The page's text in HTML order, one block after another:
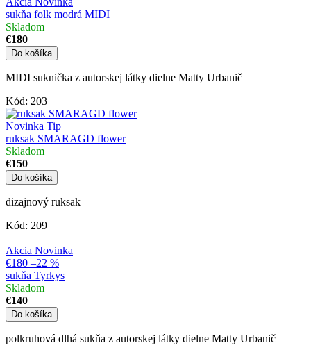
sukňa folk modrá MIDI
Skladom
€180
Do košíka
MIDI suknička z autorskej látky dielne Matty Urbanič
Kód: 203
Novinka Tip
ruksak SMARAGD flower
Skladom
€150
Do košíka
dizajnový ruksak
Kód: 209
Akcia Novinka
€180 –22 %
sukňa Tyrkys
Skladom
€140
Do košíka
polkruhová dlhá sukňa z autorskej látky dielne Matty Urbanič